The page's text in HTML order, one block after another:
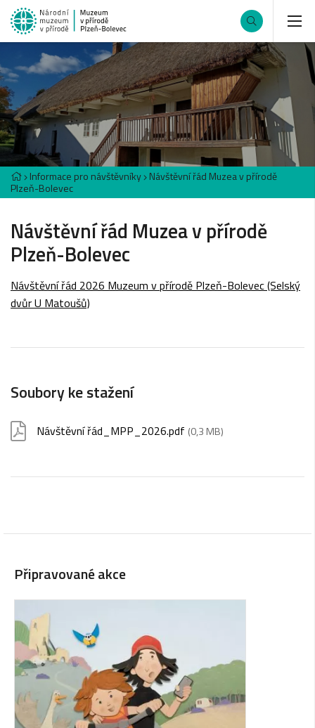
Informace pro návštěvníky Návštěvní řád Muzea v přírodě
Plzeň-Bolevec
Návštěvní řád Muzea v přírodě
Plzeň-Bolevec
Návštěvní řád 2026 Muzeum v přírodě Plzeň-Bolevec (Selský
dvůr U Matoušů)
Soubory ke stažení
Návštěvní řád_MPP_2026.pdf (0,3 MB)
Připravované akce